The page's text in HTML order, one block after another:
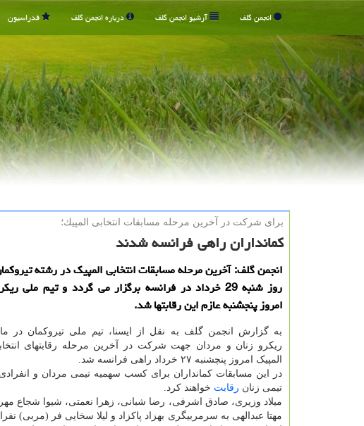
انجمن گلف آرشیو انجمن گلف درباره انجمن گلف فدراسیون
برای شركت در آخرین مرحله مسابقات انتخابی المپیك؛
كمانداران راهی فرانسه شدند
انجمن گلف: آخرین مرحله مسابقات انتخابی المپیک در رشته
روز شنبه 29 خرداد در فرانسه برگزار می گردد و تیم ملی
امروز پنجشنبه عازم این رقابتها شد.
به گزارش انجمن گلف به نقل از ایسنا، تیم ملی تیروکمان در
ریکرو زنان و مردان جهت شرکت در آخرین مرحله رقابتهای
المپیک امروز پنچشنبه ۲۷ خرداد راهی فرانسه شد.
در این مسابقات کمانداران برای کسب سهمیه تیمی مردان و
تیمی زنان رقابت خواهند کرد.
میلاد وزیری، صادق اشرفی، رضا شبانی، زهرا نعمتی، شیوا شجاع
مهتا عبدالهی به سرمربیگری بهزاد پاکزاد و لیلا سخایی فر (مربی)